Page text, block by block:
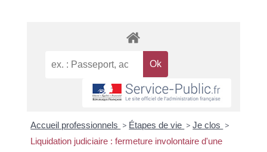
Accueil professionnels > Étapes de vie > Je clos >
Liquidation judiciaire : fermeture involontaire d'une